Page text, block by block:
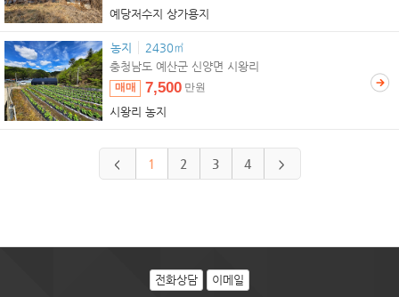
예당저수지 상가용지
농지 2430㎡
시왕리 농지
매매 7,500 만원
충청남도 예산군 신양면 시왕리
< 1 2 3 4 >
전화상담 이메일